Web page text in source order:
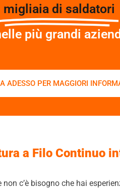
migliaia di saldatori
più grandi
ADESSO PER MAGGIORI
a Filo Continuo
non c’è bisogno che hai